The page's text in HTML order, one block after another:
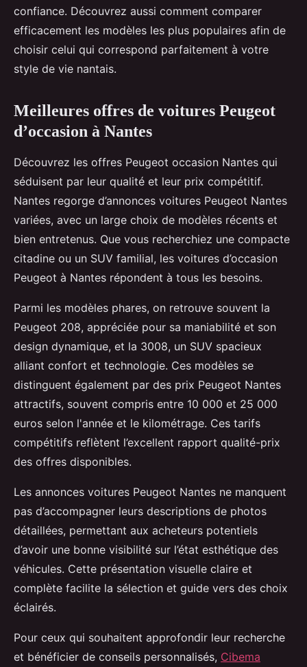
confiance. Découvrez aussi comment comparer
efficacement les modèles les plus populaires afin de
choisir celui qui correspond parfaitement à votre
style de vie nantais.
Meilleures offres de voitures Peugeot
d’occasion à Nantes
Découvrez les offres Peugeot occasion Nantes qui
séduisent par leur qualité et leur prix compétitif.
Nantes regorge d’annonces voitures Peugeot Nantes
variées, avec un large choix de modèles récents et
bien entretenus. Que vous recherchiez une compacte
citadine ou un SUV familial, les voitures d’occasion
Peugeot à Nantes répondent à tous les besoins.
Parmi les modèles phares, on retrouve souvent la
Peugeot 208, appréciée pour sa maniabilité et son
design dynamique, et la 3008, un SUV spacieux
alliant confort et technologie. Ces modèles se
distinguent également par des prix Peugeot Nantes
attractifs, souvent compris entre 10 000 et 25 000
euros selon l'année et le kilométrage. Ces tarifs
compétitifs reflètent l’excellent rapport qualité-prix
des offres disponibles.
Les annonces voitures Peugeot Nantes ne manquent
pas d’accompagner leurs descriptions de photos
détaillées, permettant aux acheteurs potentiels
d’avoir une bonne visibilité sur l’état esthétique des
véhicules. Cette présentation visuelle claire et
complète facilite la sélection et guide vers des choix
éclairés.
Pour ceux qui souhaitent approfondir leur recherche
et bénéficier de conseils personnalisés, Cibema